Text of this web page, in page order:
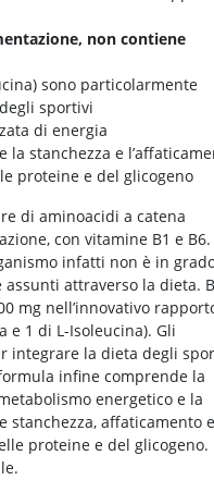
non contiene
sono particolarmente
sportivi
di energia
la stanchezza e
proteine e del glicogeno
di aminoacidi a catena
con vitamine B1 e B6.
infatti non è in
attraverso la dieta.
mg nell’innovativo
e 1 di L-Isoleucina). Gli
integrare la dieta degli
infine comprende la
energetico e la
stanchezza, affaticamento
proteine e del glicogeno.